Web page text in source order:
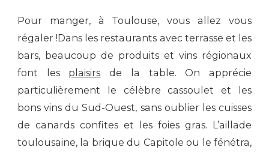
Pour manger, à Toulouse, vous allez vous
régaler !Dans les restaurants avec terrasse et les
bars, beaucoup de produits et vins régionaux
font les plaisirs de la table. On apprécie
particulièrement le célèbre cassoulet et les
bons vins du Sud-Ouest, sans oublier les cuisses
de canards confites et les foies gras. L’aillade
toulousaine, la brique du Capitole ou le fénétra,